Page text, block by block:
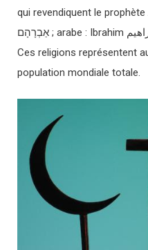
qui revendiquent le
אַבְרָהָם ; arabe : Ibrahim ابراهيم) comme ancêtre commun.
Ces religions représentent
population mondiale totale.